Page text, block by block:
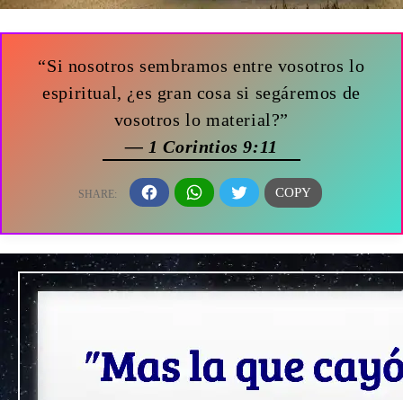
“Si nosotros sembramos entre vosotros lo
espiritual, ¿es gran cosa si segáremos de
vosotros lo material?”
— 1 Corintios 9:11